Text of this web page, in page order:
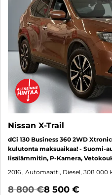
Nissan X-Trail
dCi 130 Business 360 2WD
kulutonta maksuaikaa! - Suomi-
lisälämmitin, P-Kamera,
2016 , Automaatti, Diesel, 308 000
8 800 €8 500 €